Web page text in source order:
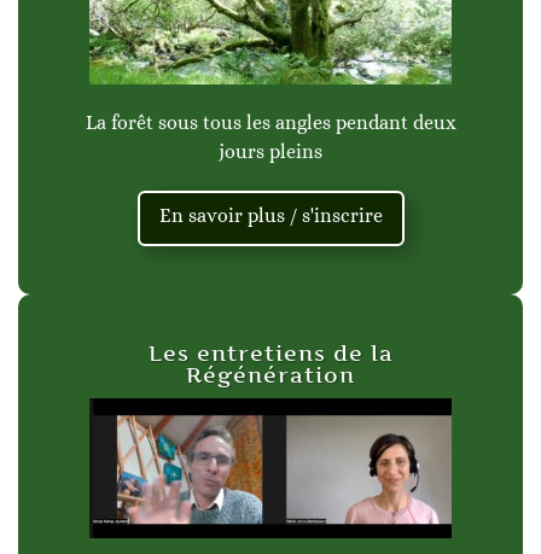
La forêt sous tous les angles pendant deux
jours pleins
En savoir plus / s'inscrire
Les entretiens de la
Régénération